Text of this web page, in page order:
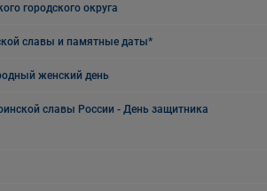
городского округа
славы и памятные даты*
женский день
славы России - День защитника